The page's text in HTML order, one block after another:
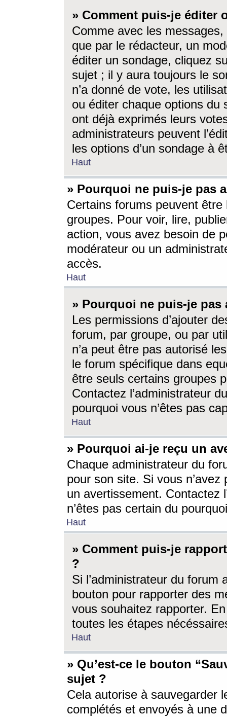
» Comment puis-je éditer
Comme avec les
que par le rédacteur, un
éditer un sondage, cliquez
sujet ; il y aura toujours le
n’a donné de vote, les
ou éditer chaque options du
ont déjà exprimés leurs
administrateurs peuvent
les options d’un sondage à
Haut
» Pourquoi ne puis-je pas
Certains forums peuvent être
groupes. Pour voir, lire,
action, vous avez besoin de
modérateur ou un
accès.
Haut
» Pourquoi ne puis-je
Les permissions d’ajouter
forum, par groupe, ou par
n’a peut être pas autorisé
le forum spécifique dans
être seuls certains groupes
Contactez l’administrateur
pourquoi vous n’êtes pas
Haut
» Pourquoi ai-je reçu un
Chaque administrateur du
pour son site. Si vous
un avertissement. Contactez
n’êtes pas certain du
Haut
» Comment puis-je
?
Si l’administrateur du forum
bouton pour rapporter des
vous souhaitez rapporter.
toutes les étapes
Haut
» Qu’est-ce le bouton
sujet ?
Cela autorise à sauvegarder
complétés et envoyés à une